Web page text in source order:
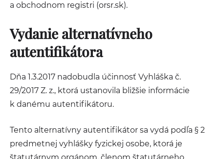
a obchodnom registri (orsr.sk).
Vydanie alternatívneho
autentifikátora
Dňa 1.3.2017 nadobudla účinnosť Vyhláška č.
29/2017 Z. z., ktorá ustanovila bližšie informácie
k danému autentifikátoru.
Tento alternatívny autentifikátor sa vydá podľa § 2
predmetnej vyhlášky fyzickej osobe, ktorá je